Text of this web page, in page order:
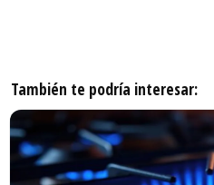
También te podría interesar: